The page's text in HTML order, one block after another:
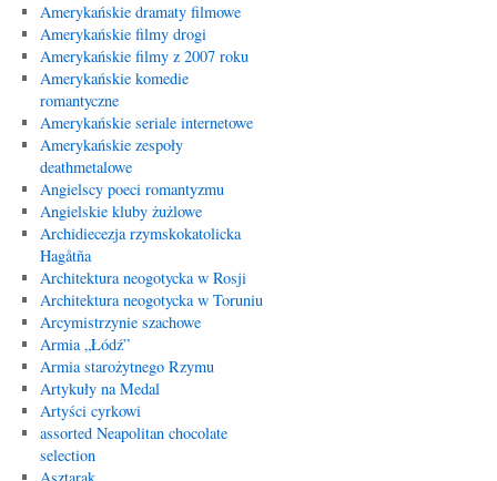
Amerykańskie dramaty filmowe
Amerykańskie filmy drogi
Amerykańskie filmy z 2007 roku
Amerykańskie komedie
romantyczne
Amerykańskie seriale internetowe
Amerykańskie zespoły
deathmetalowe
Angielscy poeci romantyzmu
Angielskie kluby żużlowe
Archidiecezja rzymskokatolicka
Hagåtña
Architektura neogotycka w Rosji
Architektura neogotycka w Toruniu
Arcymistrzynie szachowe
Armia „Łódź”
Armia starożytnego Rzymu
Artykuły na Medal
Artyści cyrkowi
assorted Neapolitan chocolate
selection